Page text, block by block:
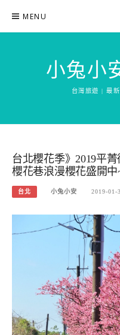
content
MENU
小兔小
台灣旅遊 | 最
台北櫻花季》2019平
櫻花巷浪漫櫻花盛開中
台北 小兔小安 2019-01-